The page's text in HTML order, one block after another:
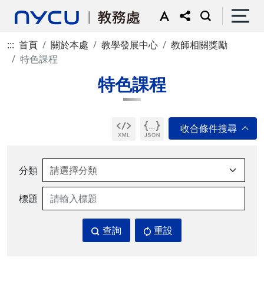
::: 首頁 關於本處 教學發展中心
教師相關獎勵
特色課程
特色課程
分類
標題
查詢 重設